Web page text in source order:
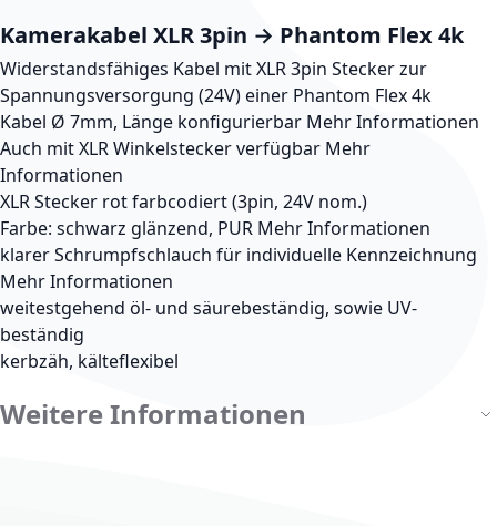
Kamerakabel XLR 3pin → Phantom Flex 4k
Widerstandsfähiges Kabel mit XLR 3pin Stecker zur
Spannungsversorgung (24V) einer Phantom Flex 4k
Kabel Ø 7mm, Länge konfigurierbar Mehr Informationen
Auch mit XLR Winkelstecker verfügbar Mehr
Informationen
XLR Stecker rot farbcodiert (3pin, 24V nom.)
Farbe: schwarz glänzend, PUR Mehr Informationen
klarer Schrumpfschlauch für individuelle Kennzeichnung
Mehr Informationen
weitestgehend öl- und säurebeständig, sowie UV-
beständig
kerbzäh, kälteflexibel
Weitere Informationen